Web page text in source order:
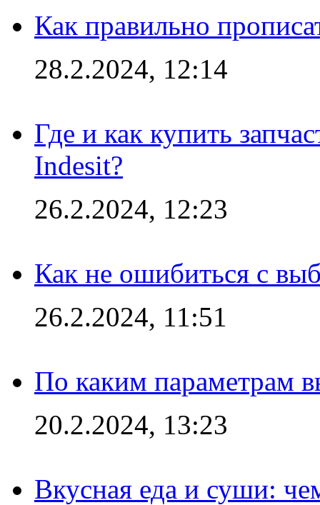
Как правильно
28.2.2024, 12:14
Где и как купить
Indesit?
26.2.2024, 12:23
Как не ошибиться с
26.2.2024, 11:51
По каким параметрам
20.2.2024, 13:23
Вкусная еда и суши: